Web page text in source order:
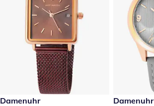
59,99 €
Damenuhr
59,99 €
Damenuhr